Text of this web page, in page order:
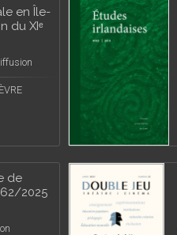
en Île-
du XIᵉ
de
2025